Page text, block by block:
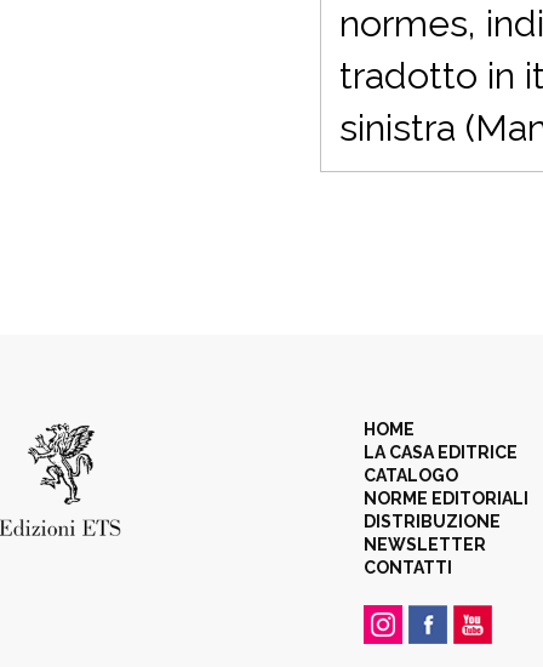
normes,
tradotto in
sinistra
HOME
LA CASA EDITRICE
CATALOGO
NORME EDITORIALI
DISTRIBUZIONE
NEWSLETTER
CONTATTI